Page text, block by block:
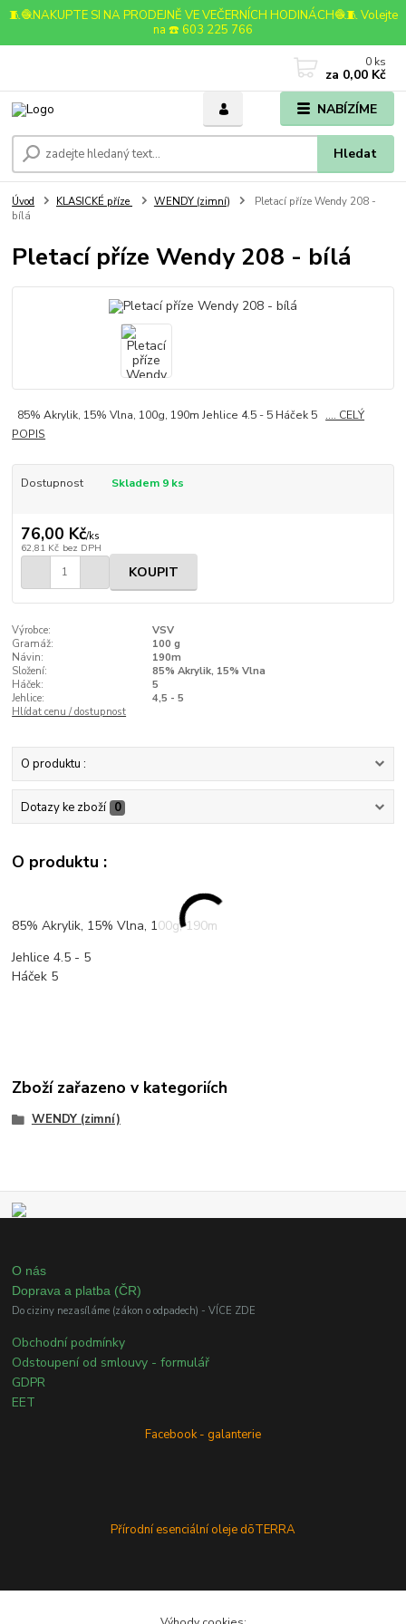
🧵🧶NAKUPTE SI NA PRODEJNĚ VE VEČERNÍCH HODINÁCH🧶🧵 Volejte
na ☎️ 603 225 766
NABÍZÍME
Hledat
0 ks
za 0,00 Kč
Úvod KLASICKÉ příze WENDY (zimní)
Pletací příze Wendy 208 -
bílá
Pletací příze Wendy 208 - bílá
85% Akrylik, 15% Vlna, 100g, 190m Jehlice 4.5 - 5 Háček 5 .... CELÝ
POPIS
Dostupnost Skladem 9 ks
76,00 Kč/ks
62,81 Kč bez DPH
KOUPIT
Výrobce:
VSV
Gramáž:
100 g
Návin:
190m
Složení:
85% Akrylik, 15% Vlna
Háček:
5
Jehlice:
4,5 - 5
Hlídat cenu / dostupnost
O produktu :
Dotazy ke zboží 0
O produktu :
85% Akrylik, 15% Vlna, 100g, 190m
Jehlice 4.5 - 5
Háček 5
Zboží zařazeno v kategoriích
WENDY (zimní)
O nás
Doprava a platba (ČR)
Do ciziny nezasíláme (zákon o odpadech) - VÍCE ZDE
Obchodní podmínky
Odstoupení od smlouvy - formulář
GDPR
EET
Facebook - galanterie
Přírodní esenciální oleje dōTERRA